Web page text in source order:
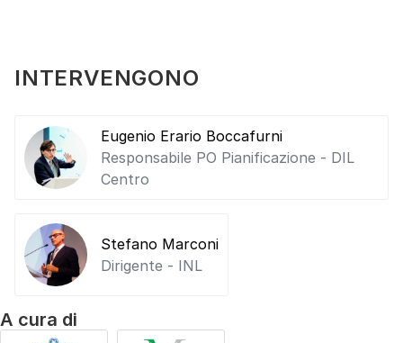
INTERVENGONO
Eugenio Erario Boccafurni
Responsabile PO Pianificazione - DIL
Centro
Stefano Marconi
Dirigente - INL
A cura di